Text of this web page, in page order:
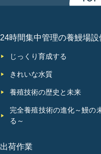
24時間集中管理の養鰻場設
じっくり育成する
きれいな水質
養殖技術の歴史と未来
完全養殖技術の進化～鰻の
る～
出荷作業